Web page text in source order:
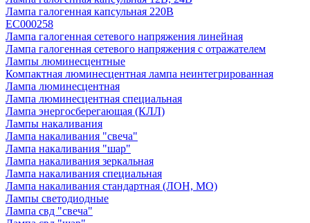
Лампа галогенная капсульная 220В
EC000258
Лампа галогенная сетевого напряжения линейная
Лампа галогенная сетевого напряжения с отражателем
Лампы люминесцентные
Компактная люминесцентная лампа неинтегрированная
Лампа люминесцентная
Лампа люминесцентная специальная
Лампа энергосберегающая (КЛЛ)
Лампы накаливания
Лампа накаливания "свеча"
Лампа накаливания "шар"
Лампа накаливания зеркальная
Лампа накаливания специальная
Лампа накаливания стандартная (ЛОН, МО)
Лампы светодиодные
Лампа свд "свеча"